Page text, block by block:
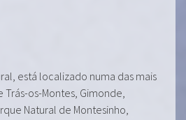
está localizado numa das mais
Trás-os-Montes, Gimonde,
Natural de Montesinho,